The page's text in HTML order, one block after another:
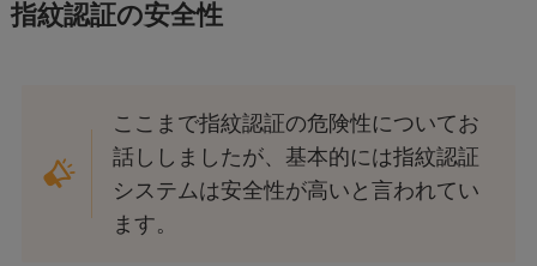
指紋認証の安全性
ここまで指紋認証の危険性についてお
話ししましたが、基本的には指紋認証
システムは安全性が高いと言われてい
ます。